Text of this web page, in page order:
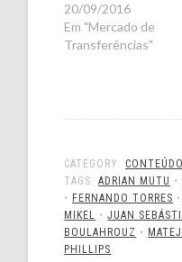
20/09/2016
Em "Mercado de
Transferências"
CATEGORY:
TAGS:ADRIAN MUTU •
• FERNANDO TORRES •
MIKEL •JUAN
BOULAHROUZ •
PHILLIPS